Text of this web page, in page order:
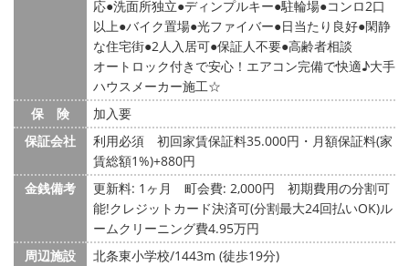
応 洗面所独立 ディンプルキー 駐輪場 コンロ2口
以上 バイク置場 光ファイバー 日当たり良好 閑静
な住宅街 2人入居可 保証人不要 高齢者相談
オートロック付きで安心！エアコン完備で快適♪大手
ハウスメーカー施工☆
保 険
加入要
保証会社
利用必須 初回家賃保証料35.000円・月額保証料(家
賃総額1%)+880円
金銭備考
更新料: 1ヶ月 町会費: 2,000円
初期費用の分割可
能!クレジットカード決済可(分割最大24回払いOK)ル
ームクリーニング費4.95万円
周辺施設
北条東小学校/1443m (徒歩19分)